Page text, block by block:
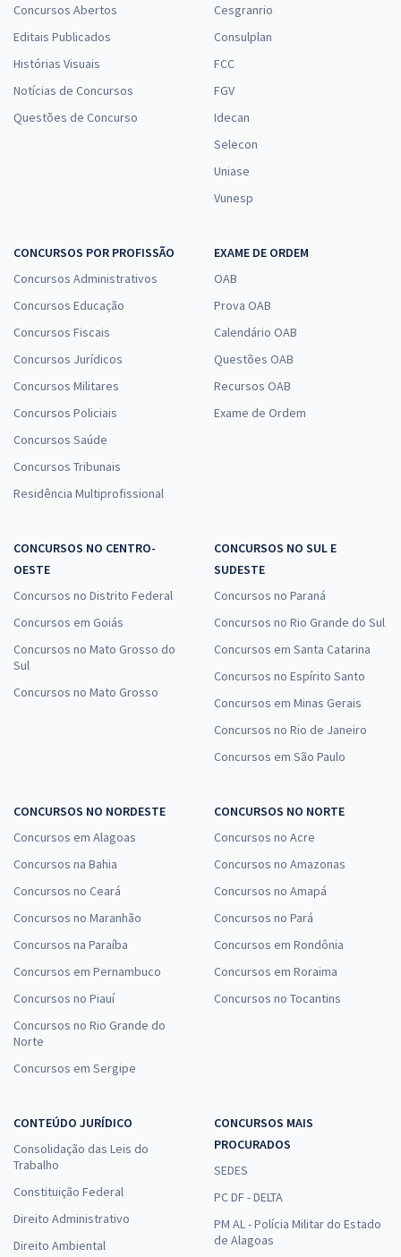
Concursos Abertos
Editais Publicados
Histórias Visuais
Notícias de Concursos
Questões de Concurso
Cesgranrio
Consulplan
FCC
FGV
Idecan
Selecon
Uniase
Vunesp
CONCURSOS POR PROFISSÃO
Concursos Administrativos
Concursos Educação
Concursos Fiscais
Concursos Jurídicos
Concursos Militares
Concursos Policiais
Concursos Saúde
Concursos Tribunais
Residência Multiprofissional
EXAME DE ORDEM
OAB
Prova OAB
Calendário OAB
Questões OAB
Recursos OAB
Exame de Ordem
CONCURSOS NO CENTRO-
OESTE
Concursos no Distrito Federal
Concursos em Goiás
Concursos no Mato Grosso do
Sul
Concursos no Mato Grosso
CONCURSOS NO SUL E
SUDESTE
Concursos no Paraná
Concursos no Rio Grande do Sul
Concursos em Santa Catarina
Concursos no Espírito Santo
Concursos em Minas Gerais
Concursos no Rio de Janeiro
Concursos em São Paulo
CONCURSOS NO NORDESTE
Concursos em Alagoas
Concursos na Bahia
Concursos no Ceará
Concursos no Maranhão
Concursos na Paraíba
Concursos em Pernambuco
Concursos no Piauí
Concursos no Rio Grande do
Norte
Concursos em Sergipe
CONCURSOS NO NORTE
Concursos no Acre
Concursos no Amazonas
Concursos no Amapá
Concursos no Pará
Concursos em Rondônia
Concursos em Roraima
Concursos no Tocantins
CONTEÚDO JURÍDICO
Consolidação das Leis do
Trabalho
Constituição Federal
Direito Administrativo
Direito Ambiental
CONCURSOS MAIS
PROCURADOS
SEDES
PC DF - DELTA
PM AL - Polícia Militar do Estado
de Alagoas